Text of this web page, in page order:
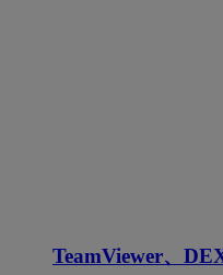
TeamViewer、